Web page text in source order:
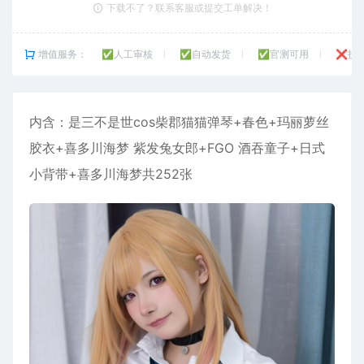
下载不了？联系客服或提交工单解决！
增值服务： ✅人工审核 ✅自动发货 ✅官测可用 ❌技
内含： 是三不是世cos柴郡猫猫弹琴+春色+玛丽萝丝
胶衣+喜多川海梦 紫发兔女郎+FGO 酒吞童子+日式
小背带+喜多川海梦共252张